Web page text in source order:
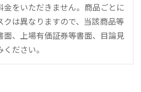
金をいただきません。商品ごとに
クは異なりますので、当該商品等
面、上場有価証券等書面、目論見
ださい。